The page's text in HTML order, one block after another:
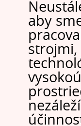
aby
strojmi,